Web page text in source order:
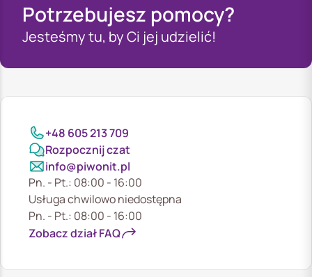
Potrzebujesz pomocy?
Jesteśmy tu, by Ci jej udzielić!
+48 605 213 709
Rozpocznij czat
info@piwonit.pl
Pn. - Pt.: 08:00 - 16:00
Usługa chwilowo niedostępna
Pn. - Pt.: 08:00 - 16:00
Zobacz dział FAQ